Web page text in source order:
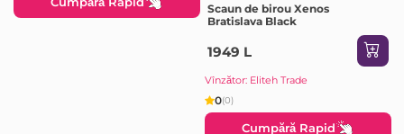
Scaun de birou Xenos
Bratislava Black
1949 L
Vînzător: Eliteh Trade
0(0)
Cumpără Rapid